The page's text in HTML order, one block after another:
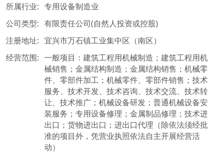
所属行业: 专用设备制造业
公司类型: 有限责任公司(自然人投资或控股)
注册地址: 宜兴市万石镇工业集中区（南区）
经营范围: 一般项目：建筑工程用机械制造；建筑工程用机
械销售；金属结构制造；金属结构销售；机械零
件、零部件加工；机械零件、零部件销售；技术
服务、技术开发、技术咨询、技术交流、技术转
让、技术推广；机械设备研发；普通机械设备安
装服务；专用设备修理；金属制品修理；技术进
出口；货物进出口；进出口代理（除依法须经批
准的项目外，凭营业执照依法自主开展经营活
动）